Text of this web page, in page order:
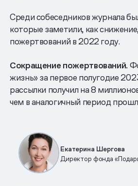
Среди собеседников журнала
которые заметили, как
пожертвований в 2022 году.
Сокращение пожертвований.
жизнь» за первое полугодие
рассылки получил на 8
чем в аналогичный период
Екатерина Шергова
Директор фонда